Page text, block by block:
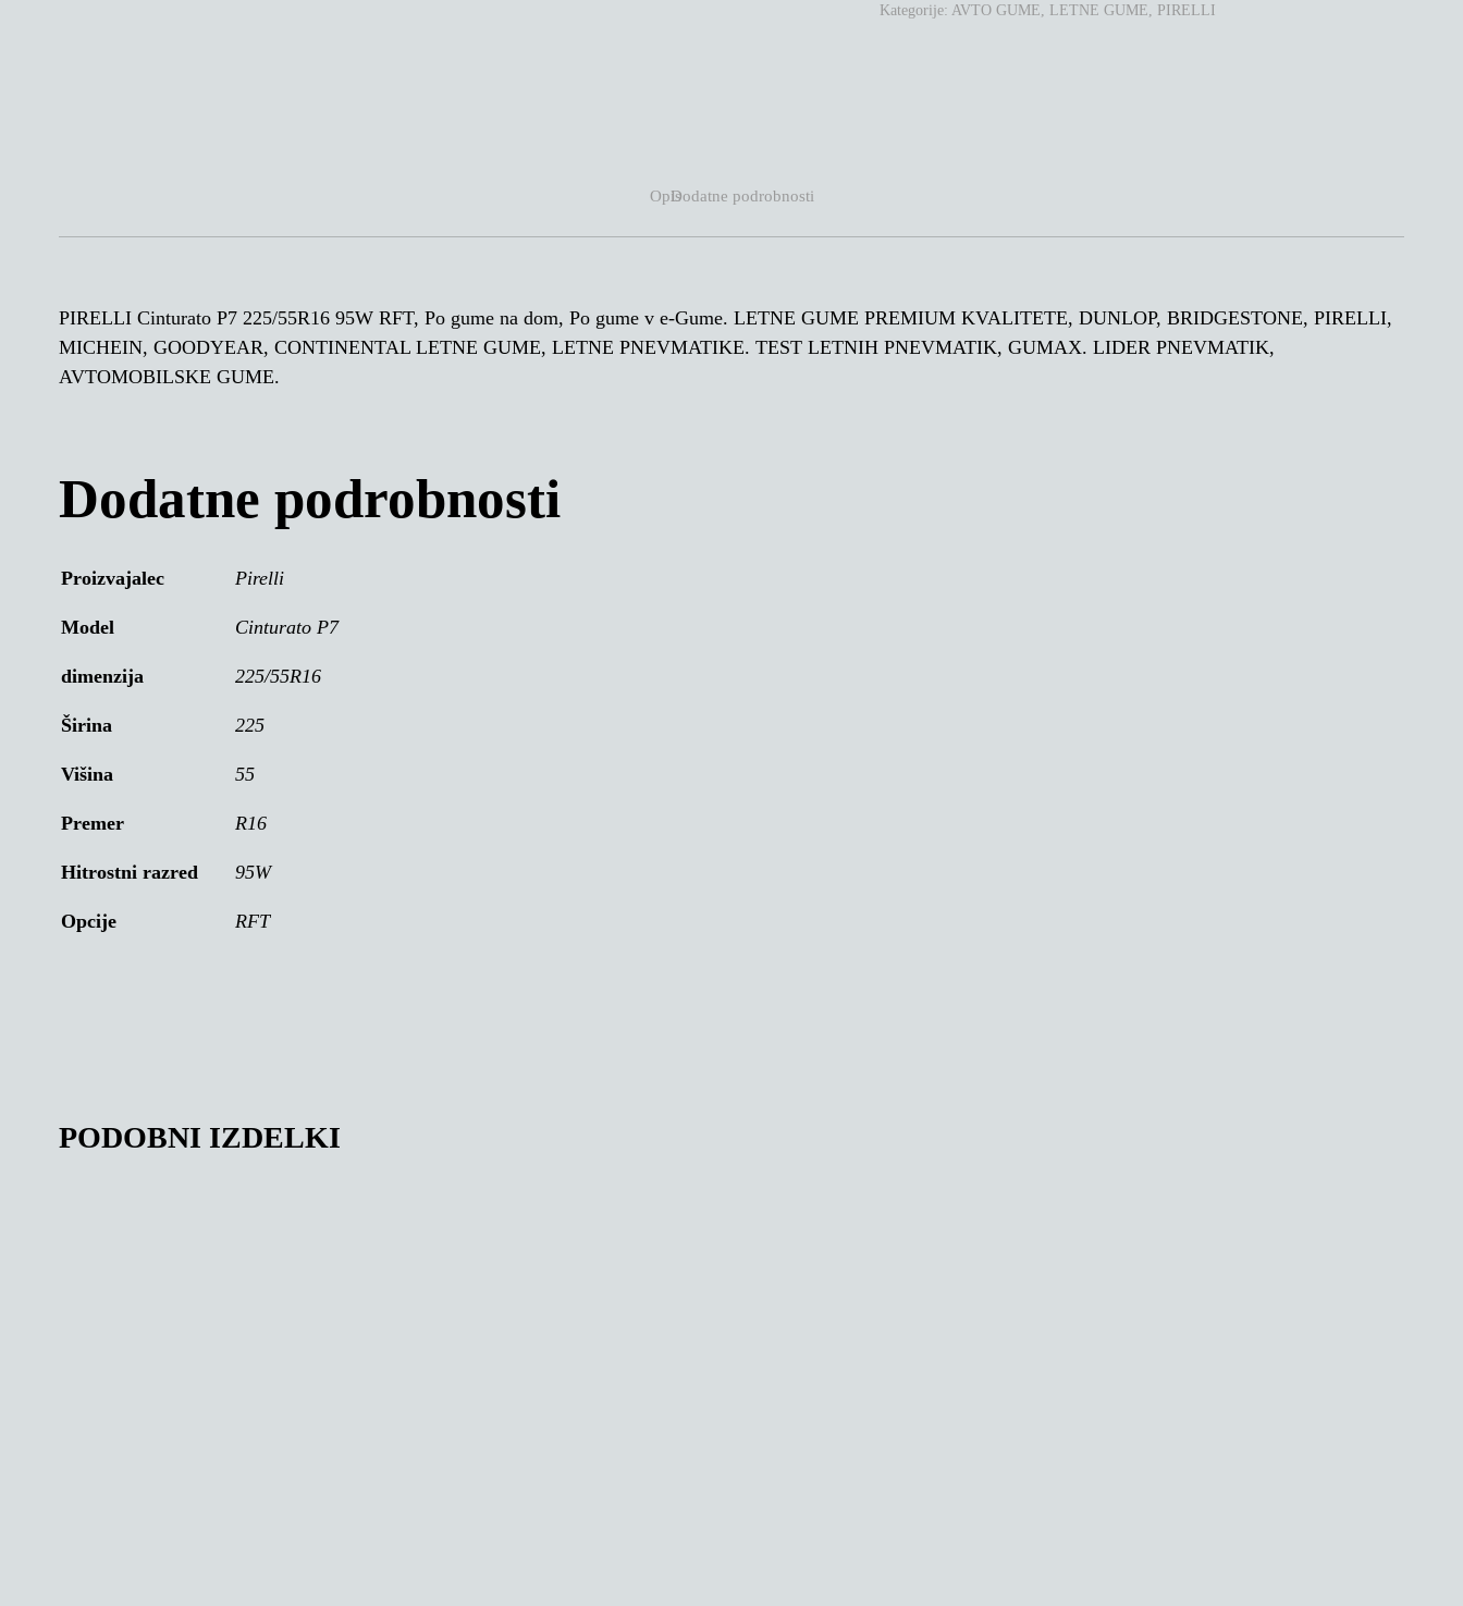
Kategorije: AVTO GUME LETNE GUME PIRELLI
OpisDodatne podrobnosti
PIRELLI Cinturato P7 225/55R16 95W RFT, Po gume na dom, Po gume v e-Gume. LETNE GUME PREMIUM KVALITETE, DUNLOP, BRIDGESTONE, PIRELLI,
MICHEIN, GOODYEAR, CONTINENTAL LETNE GUME, LETNE PNEVMATIKE. TEST LETNIH PNEVMATIK, GUMAX. LIDER PNEVMATIK,
AVTOMOBILSKE GUME.
Dodatne podrobnosti
Proizvajalec Pirelli
Model Cinturato P7
dimenzija 225/55R16
Širina 225
Višina 55
Premer R16
Hitrostni razred 95W
Opcije RFT
PODOBNI IZDELKI